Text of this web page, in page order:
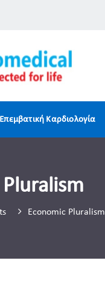
Επεμβατική Καρδιολογία
Economic Pluralism